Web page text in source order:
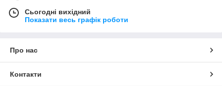
Сьогодні вихідний
Показати весь графік роботи
Про нас
Контакти